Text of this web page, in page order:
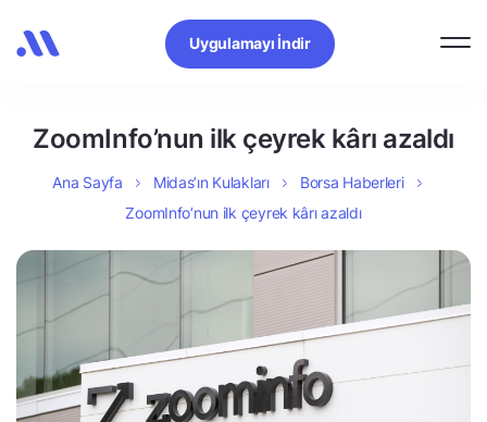
Uygulamayı İndir
ZoomInfo’nun ilk çeyrek kârı azaldı
Ana Sayfa Midas’ın Kulakları
Borsa Haberleri
ZoomInfo’nun ilk çeyrek kârı azaldı